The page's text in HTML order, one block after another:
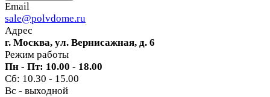
Email
sale@polvdome.ru
Адрес
г. Москва, ул. Вернисажная, д. 6
Режим работы
Пн - Пт: 10.00 - 18.00
Сб: 10.30 - 15.00
Вс - выходной